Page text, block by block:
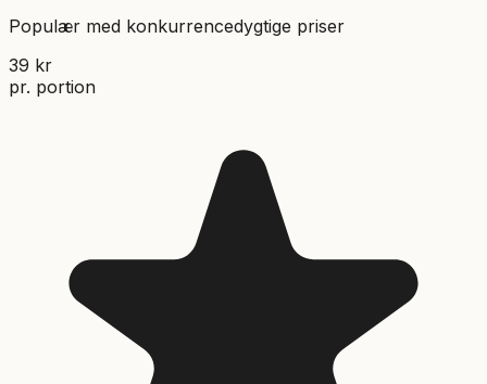
Populær med konkurrencedygtige priser
39 kr
pr. portion